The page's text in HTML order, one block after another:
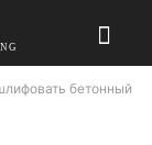
бетонный